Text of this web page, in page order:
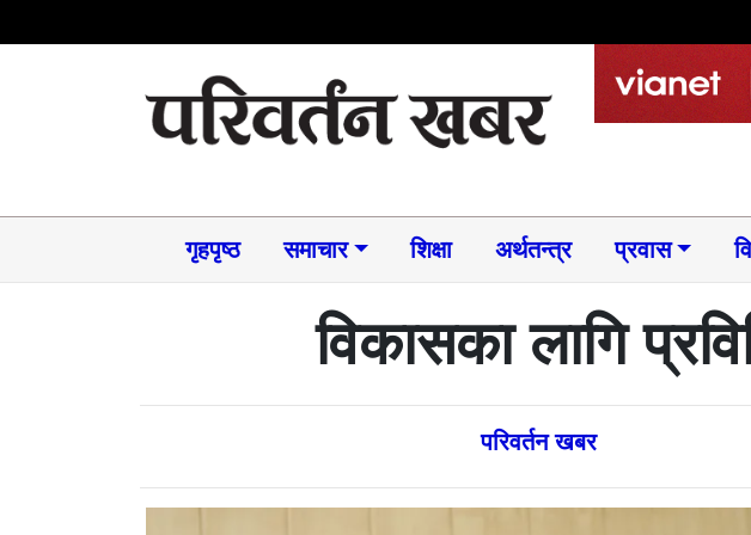
गृहपृष्ठ समाचार​ शिक्षा अर्थतन्त्र प्रवास
विकासका लागि
परिवर्तन खबर